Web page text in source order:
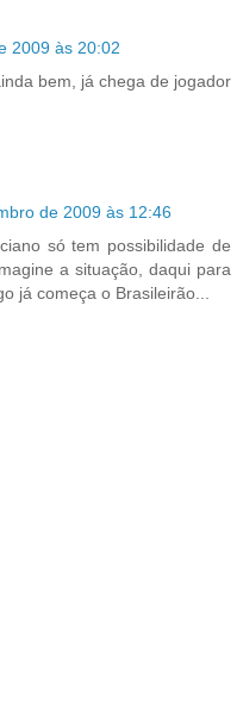
2009 às 20:02
bem, já chega de jogador
de 2009 às 12:46
só tem possibilidade de
a situação, daqui para
já começa o Brasileirão...